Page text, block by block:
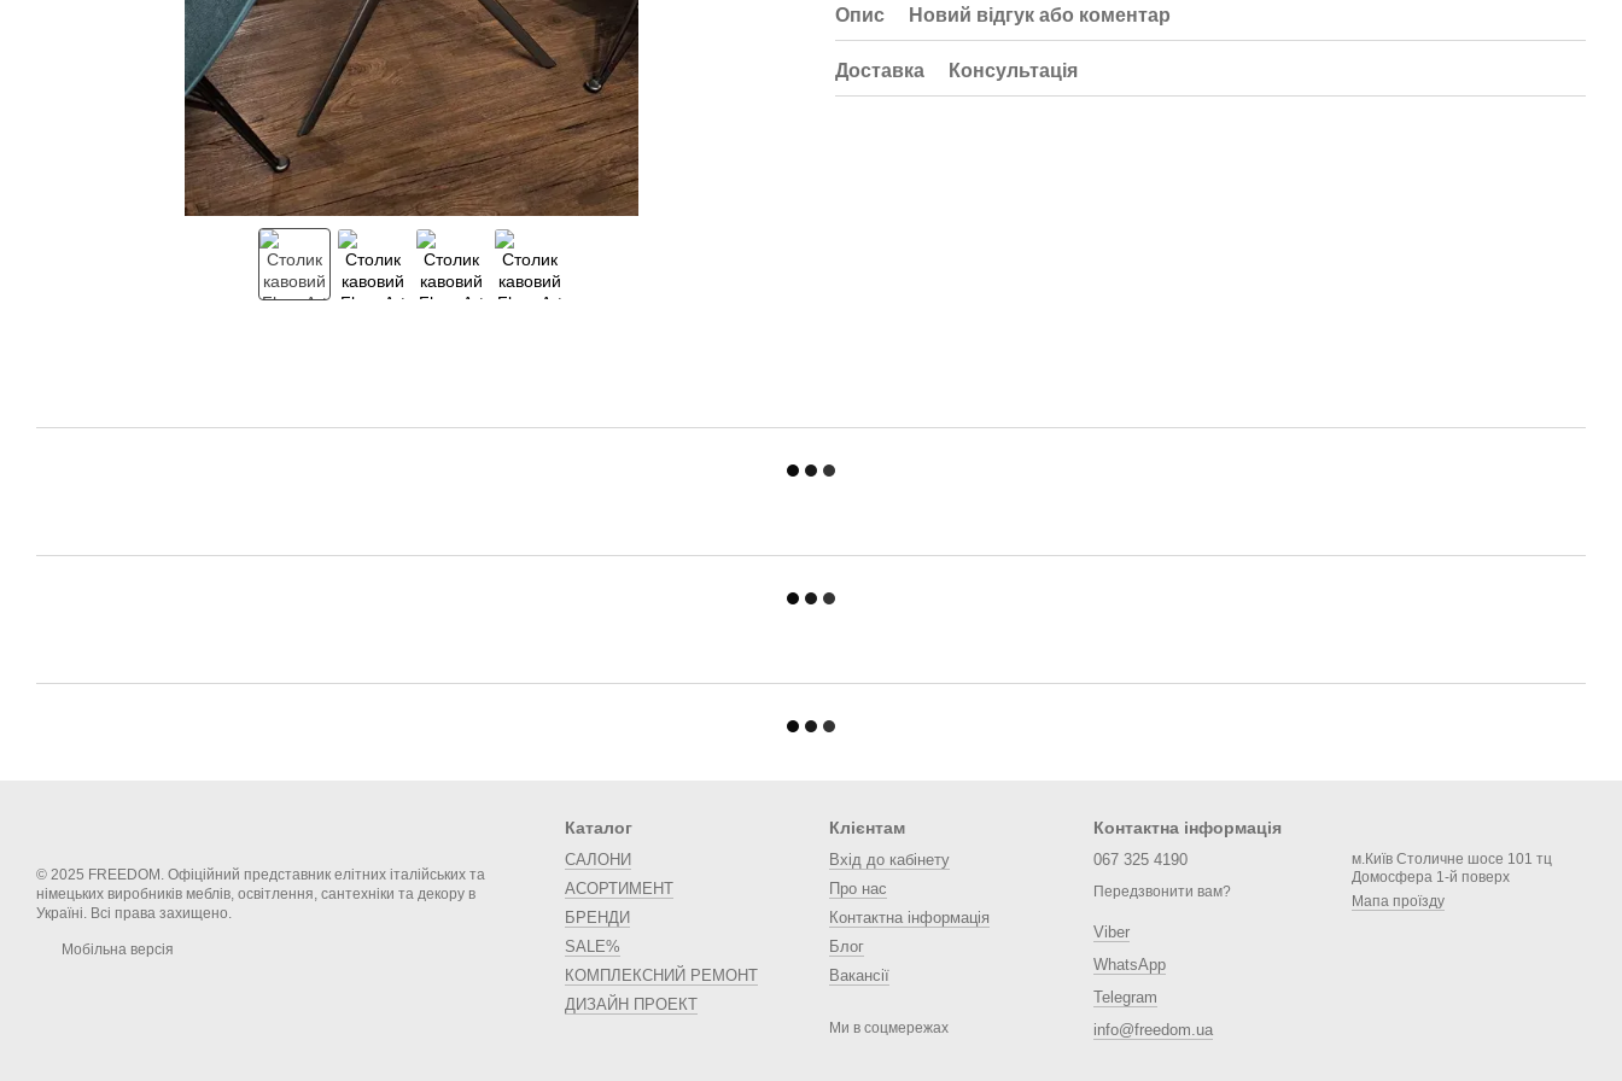
Опис Новий відгук або коментар
Доставка Консультація
© 2025 FREEDOM. Офіційний представник елітних італійських та
німецьких виробників меблів, освітлення, сантехніки та декору в
Україні. Всі права захищено.
Мобільна версія
Каталог
САЛОНИ
АСОРТИМЕНТ
БРЕНДИ
SALE%
КОМПЛЕКСНИЙ РЕМОНТ
ДИЗАЙН ПРОЕКТ
Клієнтам
Вхід до кабінету
Про нас
Контактна інформація
Блог
Вакансії
Ми в соцмережах
Контактна інформація
067 325 4190
Передзвонити вам?
Viber
WhatsApp
Telegram
info@freedom.ua
м.Київ Столичне шосе 101 тц
Домосфера 1-й поверх
Мапа проїзду